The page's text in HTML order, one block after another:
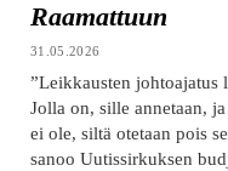
Raamattuun
31.05.2026
”Leikkausten johtoajatus
Jolla on, sille annetaan,
ei ole, siltä otetaan pois
sanoo Uutissirkuksen